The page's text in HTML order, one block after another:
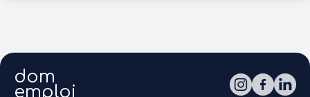
professionnalisme, écoute et réactivité. [b]Responsabilité[/b]
Nous favorisons, avec intégrité et transparence, l’épanouissement
dom
emploi